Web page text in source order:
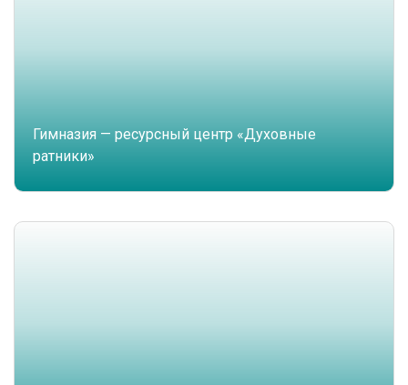
Гимназия — ресурсный центр «Духовные
ратники»